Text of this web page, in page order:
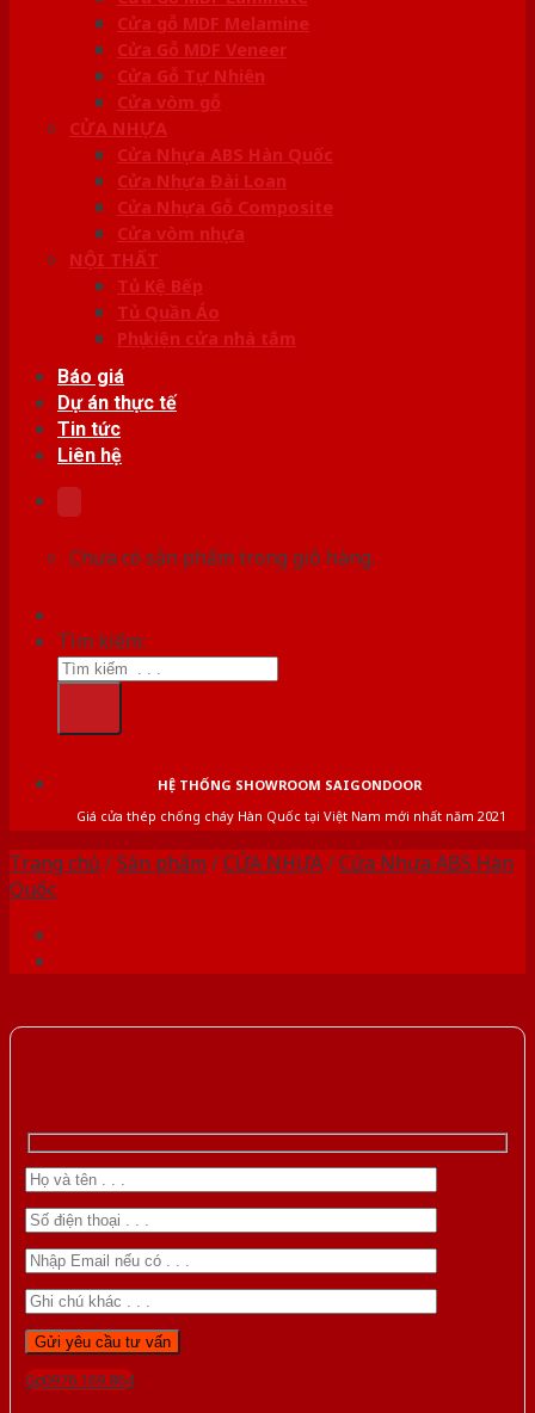
Cửa gỗ MDF Melamine
Cửa Gỗ MDF Veneer
Cửa Gỗ Tự Nhiên
Cửa vòm gỗ
CỬA NHỰA
Cửa Nhựa ABS Hàn Quốc
Cửa Nhựa Đài Loan
Cửa Nhựa Gỗ Composite
Cửa vòm nhựa
NỘI THẤT
Tủ Kệ Bếp
Tủ Quần Áo
Phụ kiện cửa nhà tắm
Báo giá
Dự án thực tế
Tin tức
Liên hệ
Chưa có sản phẩm trong giỏ hàng.
Tìm kiếm:
HỆ THỐNG SHOWROOM SAIGONDOOR
Giá cửa thép chống cháy Hàn Quốc tại Việt Nam mới nhất năm 2021
Trang chủ /Sản phẩm /CỬA NHỰA/Cửa Nhựa ABS Hàn
Quốc
Gọi 0976.169.864